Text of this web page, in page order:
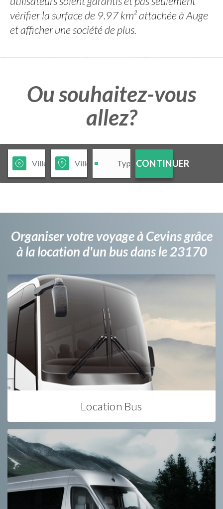
vérifier la surface de 9.97 km² attachée à Auge
et afficher une société de plus.
Ou souhaitez-vous
allez?
CONTINUER
Organiser votre voyage à Cevins grâce
à la location d'un bus dans le 23170
Location Bus